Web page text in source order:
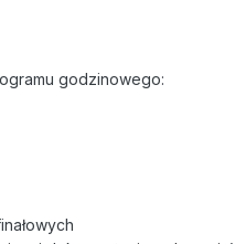
godzinowego: